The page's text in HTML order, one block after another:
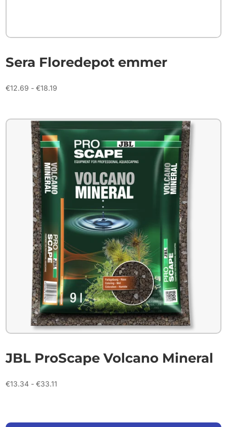
Sera Floredepot emmer
€12.69 - €18.19
€18.19
JBL ProScape Volcano Mineral
€13.34 - €33.11